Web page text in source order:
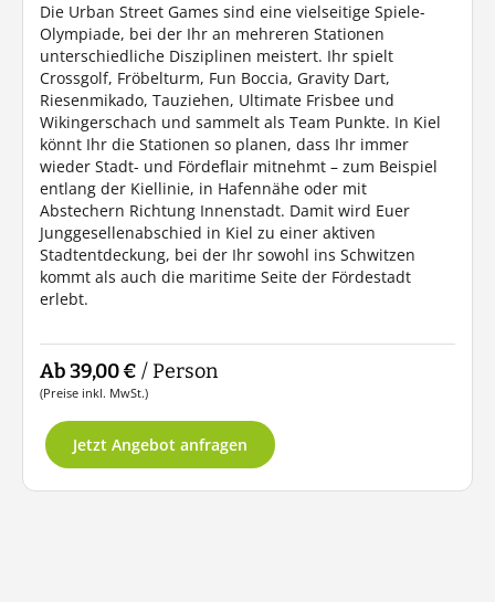
Die Urban Street Games sind eine vielseitige Spiele-
Olympiade, bei der Ihr an mehreren Stationen
unterschiedliche Disziplinen meistert. Ihr spielt
Crossgolf, Fröbelturm, Fun Boccia, Gravity Dart,
Riesenmikado, Tauziehen, Ultimate Frisbee und
Wikingerschach und sammelt als Team Punkte. In Kiel
könnt Ihr die Stationen so planen, dass Ihr immer
wieder Stadt- und Fördeflair mitnehmt – zum Beispiel
entlang der Kiellinie, in Hafennähe oder mit
Abstechern Richtung Innenstadt. Damit wird Euer
Junggesellenabschied in Kiel zu einer aktiven
Stadtentdeckung, bei der Ihr sowohl ins Schwitzen
kommt als auch die maritime Seite der Fördestadt
erlebt.
Ab 39,00 € / Person
(Preise inkl. MwSt.)
Jetzt Angebot anfragen